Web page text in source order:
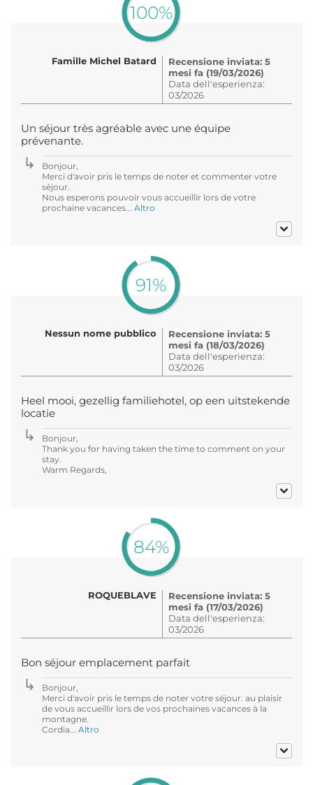
100%
Famille Michel Batard
Recensione inviata: 5
mesi fa (19/03/2026)
Data dell'esperienza:
03/2026
Un séjour très agréable avec une équipe
prévenante.
Bonjour,
Merci d'avoir pris le temps de noter et commenter votre
séjour.
Nous esperons pouvoir vous accueillir lors de votre
prochaine vacances... Altro
91%
Nessun nome pubblico
Recensione inviata: 5
mesi fa (18/03/2026)
Data dell'esperienza:
03/2026
Heel mooi, gezellig familiehotel, op een uitstekende
locatie
Bonjour,
Thank you for having taken the time to comment on your
stay.
Warm Regards,
84%
ROQUEBLAVE
Recensione inviata: 5
mesi fa (17/03/2026)
Data dell'esperienza:
03/2026
Bon séjour emplacement parfait
Bonjour,
Merci d'avoir pris le temps de noter votre séjour. au plaisir
de vous accueillir lors de vos prochaines vacances à la
montagne.
Cordia... Altro